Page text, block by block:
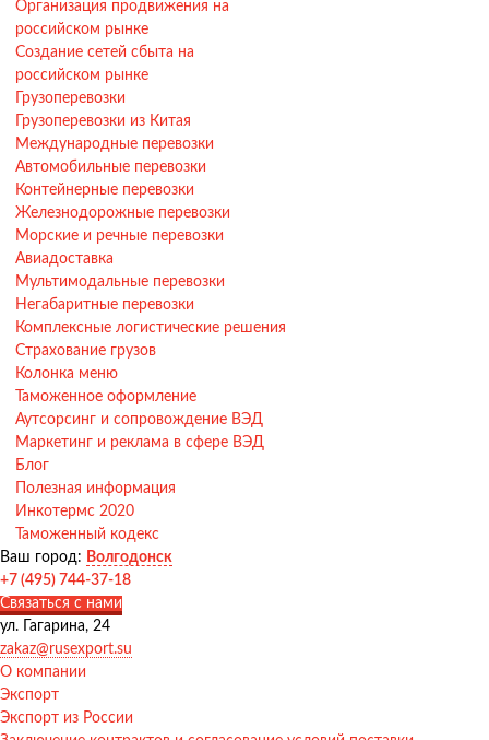
Организация продвижения на
российском рынке
Создание сетей сбыта на
российском рынке
Грузоперевозки
Грузоперевозки из Китая
Международные перевозки
Автомобильные перевозки
Контейнерные перевозки
Железнодорожные перевозки
Морские и речные перевозки
Авиадоставка
Мультимодальные перевозки
Негабаритные перевозки
Комплексные логистические решения
Страхование грузов
Колонка меню
Таможенное оформление
Аутсорсинг и сопровождение ВЭД
Маркетинг и реклама в сфере ВЭД
Блог
Полезная информация
Инкотермс 2020
Таможенный кодекс
Ваш город: Волгодонск
+7 (495) 744-37-18
Связаться с нами
ул. Гагарина, 24
zakaz@rusexport.su
О компании
Экспорт
Экспорт из России